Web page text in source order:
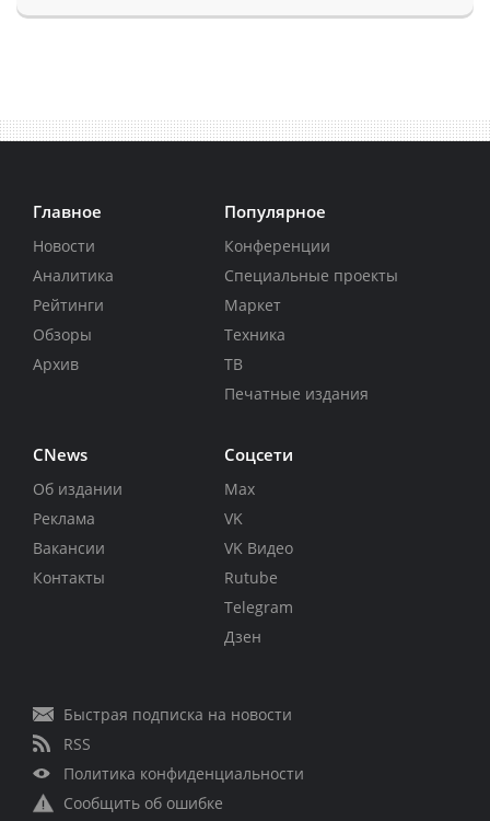
Главное
Новости
Аналитика
Рейтинги
Обзоры
Архив
Популярное
Конференции
Специальные проекты
Маркет
Техника
ТВ
Печатные издания
CNews
Об издании
Реклама
Вакансии
Контакты
Соцсети
Max
VK
VK Видео
Rutube
Telegram
Дзен
Быстрая подписка на новости
RSS
Политика конфиденциальности
Сообщить об ошибке